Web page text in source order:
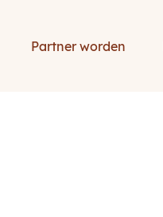
Partner worden